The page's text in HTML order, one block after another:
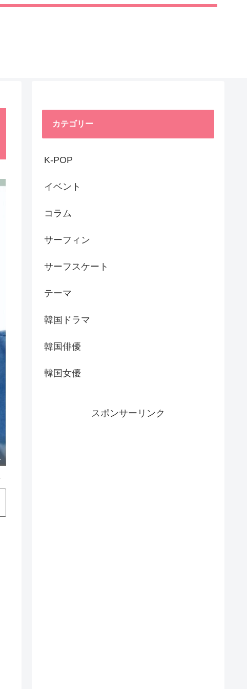
カテゴリー
K-POP
イベント
コラム
サーフィン
サーフスケート
テーマ
韓国ドラマ
韓国俳優
韓国女優
スポンサーリンク